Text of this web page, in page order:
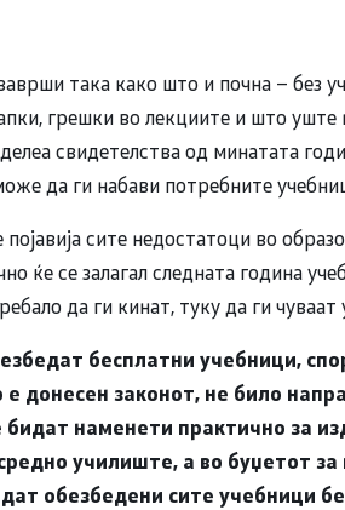
така како што и почна – без
грешки во лекциите и што уште
свидетелства од минатата
да ги набави потребните
сите недостатоци во
ќе се залагал следната година
да ги кинат, туку да ги
бесплатни учебници,
донесен законот, не било
бидат наменети практично за
училиште, а во буџетот за
обезбедени сите учебници